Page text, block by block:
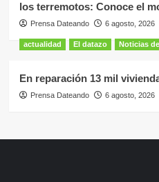
los terremotos: Conoce el
Prensa Dateando 6 agosto, 2026
actualidad El datazo Noticias
En reparación 13 mil
Prensa Dateando 6 agosto, 2026